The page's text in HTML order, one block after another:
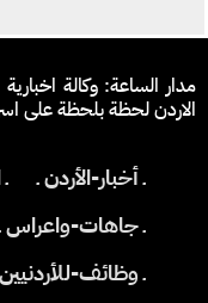
مدار الساعة: وكالة
الاردن لحظة بلحظة على
ـ أخبار-الأردن ـ
ـ جاهات-واعراس ـ
ـ وظائف-